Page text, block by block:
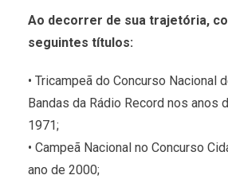
Ao decorrer de sua trajetória,
seguintes títulos:
• Tricampeã do Concurso Nacional
Bandas da Rádio Record nos anos
1971;
• Campeã Nacional no Concurso
ano de 2000;